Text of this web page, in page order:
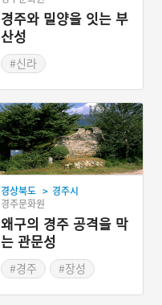
경주와 밀양을 잇는 부
산성
#신라
#주사산성
경상북도 > 경주시
경주문화원
왜구의 경주 공격을 막
는 관문성
#경주
#장성